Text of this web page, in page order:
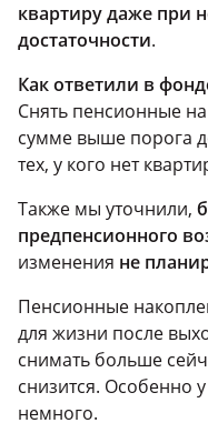
квартиру даже при
достаточности.
Как ответили в
Снять пенсионные
сумме выше порога
тех, у кого нет
Также мы уточнили,
предпенсионного
изменения не
Пенсионные
для жизни после
снимать больше
снизится. Особенно
немного.